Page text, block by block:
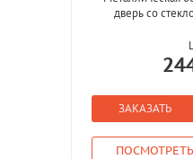
дверь со
ЗАКАЗАТЬ